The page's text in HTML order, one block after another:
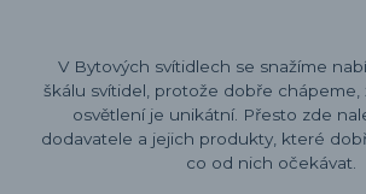
V Bytových svítidlech se snažíme
škálu svítidel, protože dobře chápeme,
osvětlení je unikátní. Přesto zde
dodavatele a jejich produkty, které
co od nich očekávat.